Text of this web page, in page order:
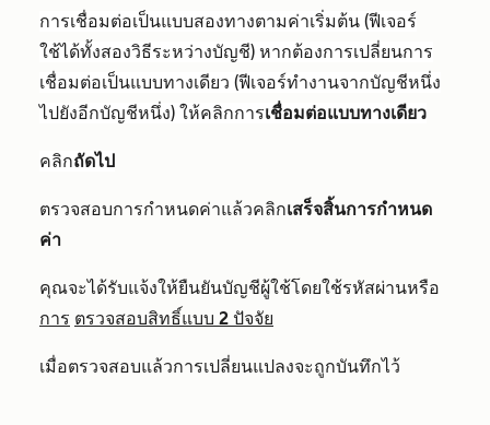
การเชื่อมต่อเป็นแบบสองทางตามค่าเริ่มต้น (ฟีเจอร์
ใช้ได้ทั้งสองวิธีระหว่างบัญชี) หากต้องการเปลี่ยนการ
เชื่อมต่อเป็นแบบทางเดียว (ฟีเจอร์ทำงานจากบัญชีหนึ่ง
ไปยังอีกบัญชีหนึ่ง) ให้คลิกการเชื่อมต่อแบบทางเดียว
คลิกถัดไป
ตรวจสอบการกำหนดค่าแล้วคลิกเสร็จสิ้นการกำหนด
ค่า
คุณจะได้รับแจ้งให้ยืนยันบัญชีผู้ใช้โดยใช้รหัสผ่านหรือ
การ ตรวจสอบสิทธิ์แบบ 2 ปัจจัย
เมื่อตรวจสอบแล้วการเปลี่ยนแปลงจะถูกบันทึกไว้